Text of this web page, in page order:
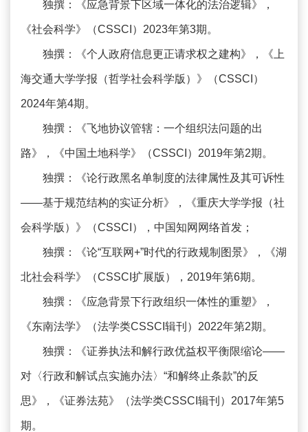
独撰：《应急背景下区域一体化的法治逻辑》，
《社会科学》（CSSCI）2023年第3期。
独撰：《个人政府信息更正请求权之建构》，《上
海交通大学学报（哲学社会科学版）》（CSSCI）
2024年第4期。
独撰：《飞地协议管辖：一个组织法问题的出
路》，《中国土地科学》（CSSCI）2019年第2期。
独撰：《论行政黑名单制度的法律属性及其可诉性
——基于规范结构的实证分析》，《重庆大学学报（社
会科学版）》（CSSCI），中国知网网络首发；
独撰：《论“互联网+”时代的行政规制图景》，《湖
北社会科学》（CSSCI扩展版），2019年第6期。
独撰：《应急背景下行政组织一体性的重塑》，
《东南法学》（法学类CSSCI辑刊）2022年第2期。
独撰：《证券执法和解行政优益权平衡限缩论——
对〈行政和解试点实施办法〉“和解终止条款”的反
思》，《证券法苑》（法学类CSSCI辑刊）2017年第5
期。